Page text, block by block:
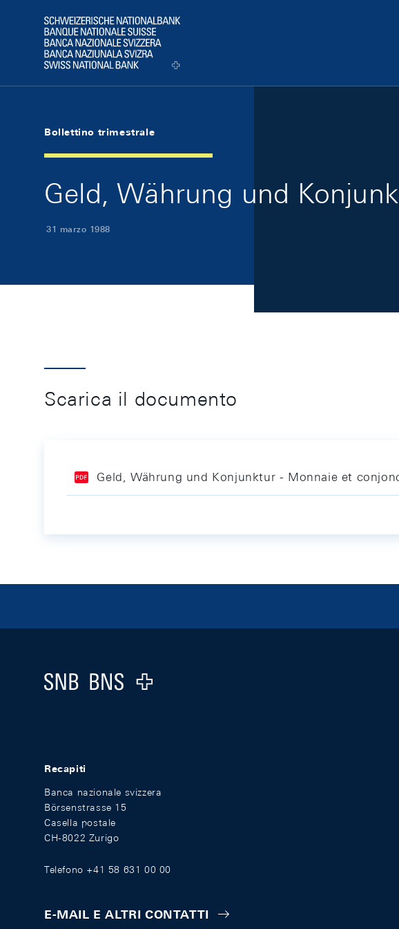
Logo
Bollettino trimestrale
Geld, Währung und
31 marzo 1988
Scarica il documento
Geld, Währung und Konjunktur - Monnaie et
Logo
Recapiti
Banca nazionale svizzera
Börsenstrasse 15
Casella postale
CH-8022 Zurigo
Telefono +41 58 631 00 00
E-MAIL E ALTRI CONTATTI